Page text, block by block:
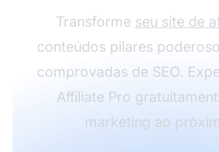
Transforme seu site de
conteúdos pilares
comprovadas de SEO.
Affiliate Pro
marketing ao